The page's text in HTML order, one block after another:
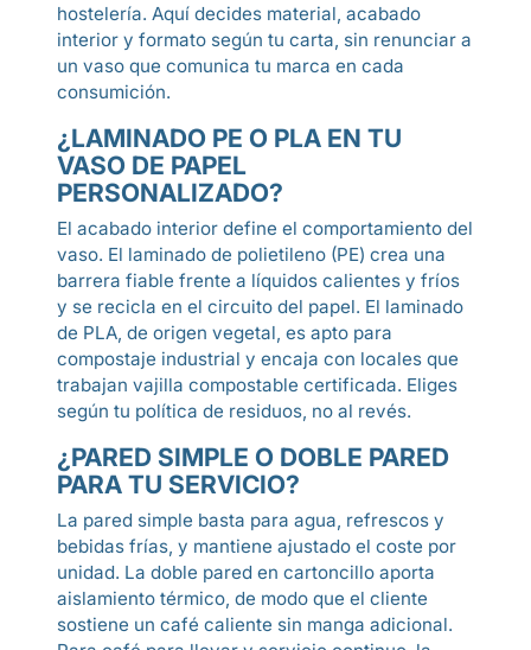
hostelería. Aquí decides material, acabado
interior y formato según tu carta, sin renunciar a
un vaso que comunica tu marca en cada
consumición.
¿LAMINADO PE O PLA EN TU
VASO DE PAPEL
PERSONALIZADO?
El acabado interior define el comportamiento del
vaso. El laminado de polietileno (PE) crea una
barrera fiable frente a líquidos calientes y fríos
y se recicla en el circuito del papel. El laminado
de PLA, de origen vegetal, es apto para
compostaje industrial y encaja con locales que
trabajan vajilla compostable certificada. Eliges
según tu política de residuos, no al revés.
¿PARED SIMPLE O DOBLE PARED
PARA TU SERVICIO?
La pared simple basta para agua, refrescos y
bebidas frías, y mantiene ajustado el coste por
unidad. La doble pared en cartoncillo aporta
aislamiento térmico, de modo que el cliente
sostiene un café caliente sin manga adicional.